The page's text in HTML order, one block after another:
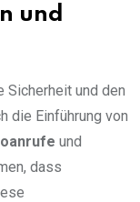
und
Sicherheit und den
die Einführung von
und
dass